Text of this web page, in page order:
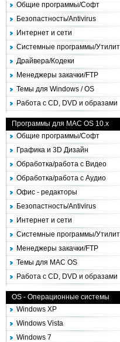
Общие программы/Софт
Безопастность/Antivirus
Интернет и сети
Системные программы/
Драйвера/Кодеки
Менеджеры закачки/FTP
Темы для Windows / OS
Работа с CD, DVD и образами
Программы для MAC OS 10.x
Общие программы/Софт
Графика и 3D Дизайн
Обработка/работа с Видео
Обработка/работа с Аудио
Офис - редакторы
Безопастность/Antivirus
Интернет и сети
Системные программы/
Менеджеры закачки/FTP
Темы для MAC OS
Работа с CD, DVD и образами
OS - Операционные системы
Windows XP
Windows Vista
Windows 7